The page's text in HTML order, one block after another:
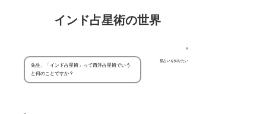
インド占星術の世界
星占いを知りたい
先生、「インド占星術」って西洋占星術でいう
と何のことですか？